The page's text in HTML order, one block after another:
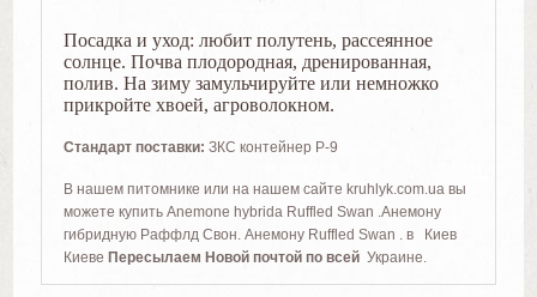
Посадка и уход: любит полутень, рассеянное
солнце. Почва плодородная, дренированная,
полив. На зиму замульчируйте или немножко
прикройте хвоей, агроволокном.
Стандарт поставки: ЗКС контейнер Р-9
В нашем питомнике или на нашем сайте kruhlyk.com.ua вы
можете купить Anemone hybrida Ruffled Swan .Анемону
гибридную Раффлд Свон. Анемону Ruffled Swan .в Киев
Киеве Пересылаем Новой почтой по всейУкраине.